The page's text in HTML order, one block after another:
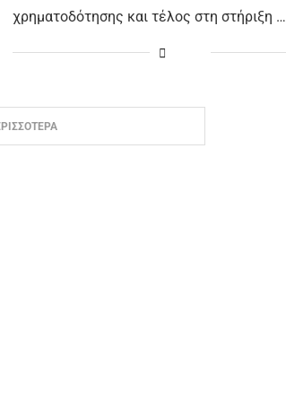
χρηματοδότησης και τέλος στη στήριξη …